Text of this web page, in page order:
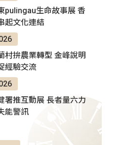
pulingau生命故事展 香
起文化連結
村拚農業轉型 金峰說明
經驗交流
署推互動展 長者量六力
能警訊